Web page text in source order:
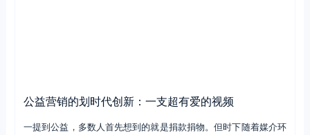
公益营销的划时代创新：一支超有爱的视频
一提到公益，多数人首先想到的就是捐款捐物。但时下随着媒介环